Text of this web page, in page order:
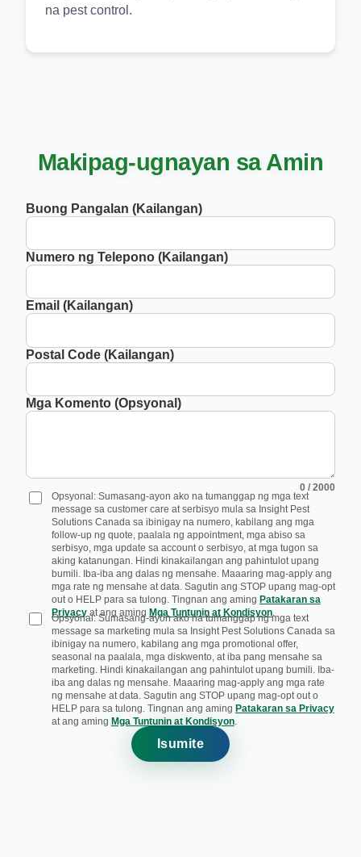
na pest control.
Makipag-ugnayan sa Amin
Buong Pangalan (Kailangan)
Numero ng Telepono (Kailangan)
Email (Kailangan)
Postal Code (Kailangan)
Mga Komento (Opsyonal)
0 / 2000
Opsyonal: Sumasang-ayon ako na tumanggap ng mga text
message sa customer care at serbisyo mula sa Insight Pest
Solutions Canada sa ibinigay na numero, kabilang ang mga
follow-up ng quote, paalala ng appointment, mga abiso sa
serbisyo, mga update sa account o serbisyo, at mga tugon sa
aking katanungan. Hindi kinakailangan ang pahintulot upang
bumili. Iba-iba ang dalas ng mensahe. Maaaring mag-apply ang
mga rate ng mensahe at data. Sagutin ang STOP upang mag-opt
out o HELP para sa tulong. Tingnan ang aming Patakaran sa
Privacy at ang aming Mga Tuntunin at Kondisyon.
Opsyonal: Sumasang-ayon ako na tumanggap ng mga text
message sa marketing mula sa Insight Pest Solutions Canada sa
ibinigay na numero, kabilang ang mga promotional offer,
seasonal na paalala, mga diskwento, at iba pang mensahe sa
marketing. Hindi kinakailangan ang pahintulot upang bumili. Iba-
iba ang dalas ng mensahe. Maaaring mag-apply ang mga rate
ng mensahe at data. Sagutin ang STOP upang mag-opt out o
HELP para sa tulong. Tingnan ang aming Patakaran sa Privacy
at ang aming Mga Tuntunin at Kondisyon.
Isumite